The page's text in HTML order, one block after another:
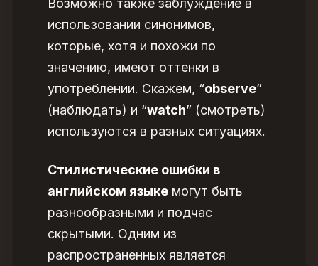
Возможно также заблуждение в
использовании синонимов,
которые, хотя и похожи по
значению, имеют оттенки в
употреблении. Скажем, “observe”
(наблюдать) и “watch” (смотреть)
используются в разных ситуациях.
Стилистические ошибки в
английском языке могут быть
разнообразными и подчас
скрытыми. Одним из
распространенных является